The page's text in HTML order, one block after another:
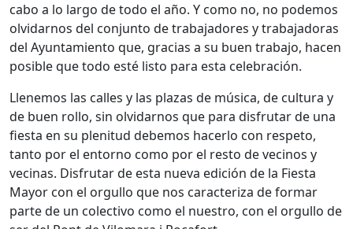
cabo a lo largo de todo el año. Y como no, no podemos
olvidarnos del conjunto de trabajadores y trabajadoras
del Ayuntamiento que, gracias a su buen trabajo, hacen
posible que todo esté listo para esta celebración.
Llenemos las calles y las plazas de música, de cultura y
de buen rollo, sin olvidarnos que para disfrutar de una
fiesta en su plenitud debemos hacerlo con respeto,
tanto por el entorno como por el resto de vecinos y
vecinas. Disfrutar de esta nueva edición de la Fiesta
Mayor con el orgullo que nos caracteriza de formar
parte de un colectivo como el nuestro, con el orgullo de